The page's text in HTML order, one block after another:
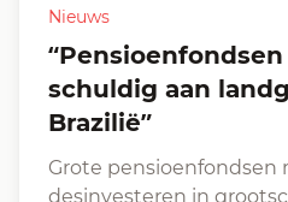
Nieuws
“Pensioenfondsen maken zich
schuldig aan
Brazilië”
Grote pensioenfondsen
desinvesteren in